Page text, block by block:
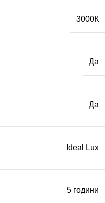
3000К
Да
Да
Ideal Lux
5 години